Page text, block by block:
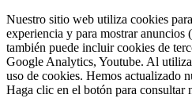
Nuestro sitio web utiliza cookies
experiencia y para mostrar
también puede incluir cookies de
Google Analytics, Youtube. Al
uso de cookies. Hemos actualizado
Haga clic en el botón para consultar